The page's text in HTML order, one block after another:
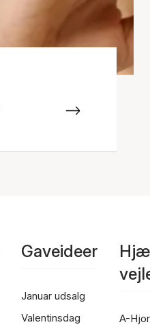
Gaveideer
Januar udsalg
Valentinsdag
A-